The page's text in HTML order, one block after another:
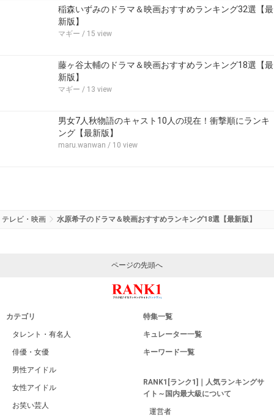
稲森いずみのドラマ＆映画おすすめランキング32選【最
新版】
マギー / 15 view
藤ヶ谷太輔のドラマ＆映画おすすめランキング18選【最
新版】
マギー / 13 view
男女7人秋物語のキャスト10人の現在！衝撃順にランキ
ング【最新版】
maru.wanwan / 10 view
テレビ・映画 水原希子のドラマ＆映画おすすめランキング18選【最新版】
ページの先頭へ
カテゴリ
タレント・有名人
俳優・女優
男性アイドル
女性アイドル
お笑い芸人
特集一覧
キュレーター一覧
キーワード一覧
RANK1[ランク1]｜人気ランキングサ
イト～国内最大級について
運営者